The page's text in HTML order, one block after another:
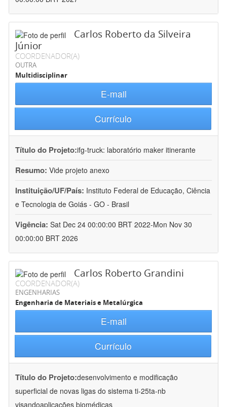
Carlos Roberto da Silveira
Júnior
COORDENADOR(A)
OUTRA
Multidisciplinar
E-mail
Currículo
Título do Projeto:ifg-truck: laboratório maker itinerante
Resumo: Vide projeto anexo
Instituição/UF/País: Instituto Federal de Educação, Ciência
e Tecnologia de Goiás - GO - Brasil
Vigência: Sat Dec 24 00:00:00 BRT 2022-Mon Nov 30
00:00:00 BRT 2026
Carlos Roberto Grandini
COORDENADOR(A)
ENGENHARIAS
Engenharia de Materiais e Metalúrgica
E-mail
Currículo
Título do Projeto:desenvolvimento e modificação
superficial de novas ligas do sistema ti-25ta-nb
visandoaplicações biomédicas